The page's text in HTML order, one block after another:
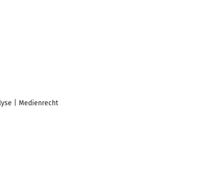
| Medienrecht